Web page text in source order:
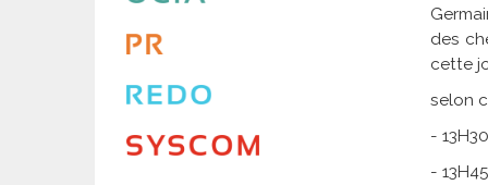
des
cette
selon
-
-